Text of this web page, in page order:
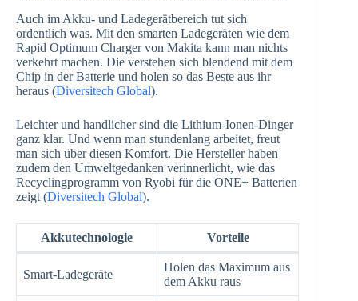
Auch im Akku- und Ladegerätbereich tut sich
ordentlich was. Mit den smarten Ladegeräten wie dem
Rapid Optimum Charger von Makita kann man nichts
verkehrt machen. Die verstehen sich blendend mit dem
Chip in der Batterie und holen so das Beste aus ihr
heraus (Diversitech Global).
Leichter und handlicher sind die Lithium-Ionen-Dinger
ganz klar. Und wenn man stundenlang arbeitet, freut
man sich über diesen Komfort. Die Hersteller haben
zudem den Umweltgedanken verinnerlicht, wie das
Recyclingprogramm von Ryobi für die ONE+ Batterien
zeigt (Diversitech Global).
Akkutechnologie Vorteile
Smart-Ladegeräte
Holen das Maximum aus
dem Akku raus